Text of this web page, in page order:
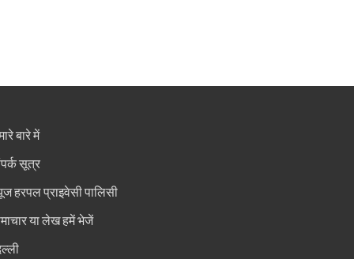
बारे में
सूत्र
हरपल प्राइवेसी पालिसी
या लेख हमें भेजें